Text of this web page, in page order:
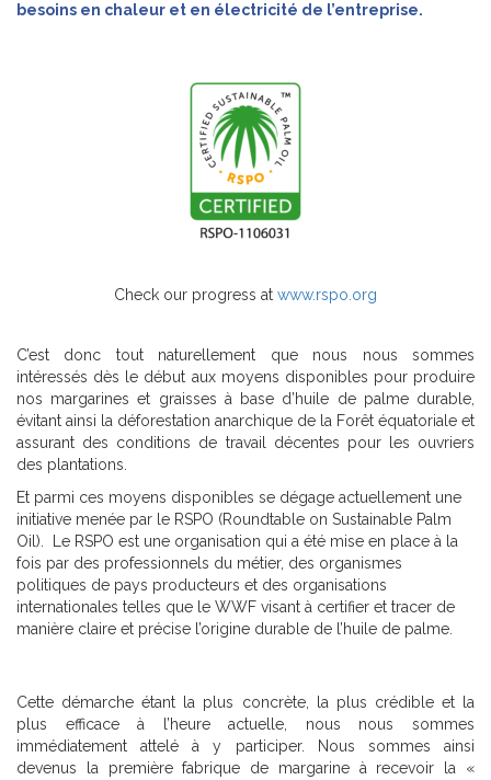
besoins en chaleur et en électricité de l’entreprise.
Check our progress at www.rspo.org
C’est donc tout naturellement que nous nous sommes
intéressés dès le début aux moyens disponibles pour produire
nos margarines et graisses à base d’huile de palme durable,
évitant ainsi la déforestation anarchique de la Forêt équatoriale et
assurant des conditions de travail décentes pour les ouvriers
des plantations.
Et parmi ces moyens disponibles se dégage actuellement une
initiative menée par le RSPO (Roundtable on Sustainable Palm
Oil). Le RSPO est une organisation qui a été mise en place à la
fois par des professionnels du métier, des organismes
politiques de pays producteurs et des organisations
internationales telles que le WWF visant à certifier et tracer de
manière claire et précise l’origine durable de l’huile de palme.
Cette démarche étant la plus concrète, la plus crédible et la
plus efficace à l’heure actuelle, nous nous sommes
immédiatement attelé à y participer. Nous sommes ainsi
devenus la première fabrique de margarine à recevoir la «